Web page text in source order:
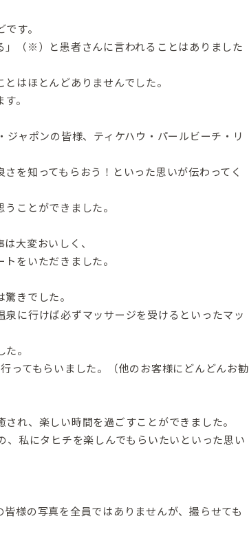
す。
（※）と患者さんに言われることはありました
はほとんどありませんでした。
。
ャポンの皆様、ティケハウ・パールビーチ・リ
を知ってもらおう！といった思いが伝わってく
ことができました。
大変おいしく、
をいただきました。
きでした。
に行けば必ずマッサージを受けるといったマッ
。
ってもらいました。（他のお客様にどんどんお勧
れ、楽しい時間を過ごすことができました。
、私にタヒチを楽しんでもらいたいといった思い
様の写真を全員ではありませんが、撮らせても